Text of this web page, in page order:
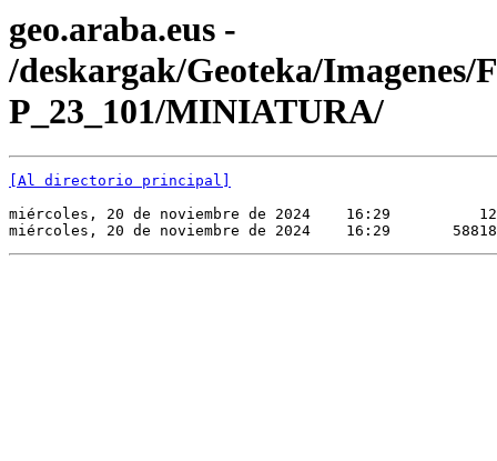
geo.araba.eus -
/deskargak/Geoteka/Imagenes/
P_23_101/MINIATURA/
[Al directorio principal]
miércoles, 20 de noviembre de 2024    16:29
miércoles, 20 de noviembre de 2024    16:29